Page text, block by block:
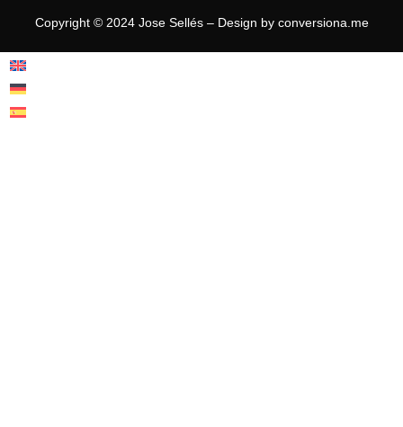
Copyright © 2024 Jose Sellés – Design by conversiona.me